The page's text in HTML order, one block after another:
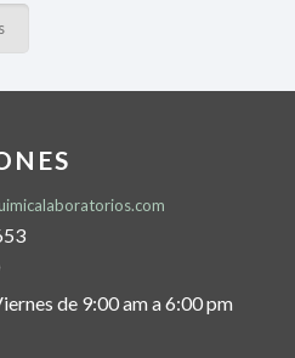
de 9:00 am a 6:00 pm